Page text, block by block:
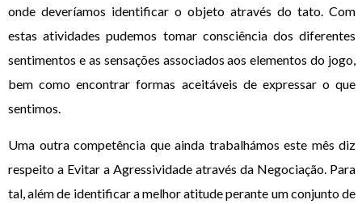
onde deveríamos identificar o objeto através do tato. Com
estas atividades pudemos tomar consciência dos diferentes
sentimentos e as sensações associados aos elementos do jogo,
bem como encontrar formas aceitáveis de expressar o que
sentimos.
Uma outra competência que ainda trabalhámos este mês diz
respeito a Evitar a Agressividade através da Negociação. Para
tal, além de identificar a melhor atitude perante um conjunto de